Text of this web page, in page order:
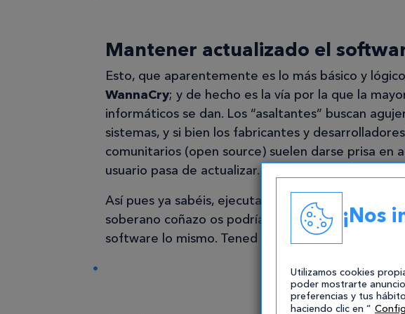
Mantener actualizado el
Esto, que aparentemente es lo más básico y
WannaCry; y de hecho es la vía por la que la
informáticos se dan. Los “asaltantes” buscan
sistemas, y si bien los fabricantes y
comunitarios (open source) suelen darse prisa en
usuario pasa de actualizar.
Así pues ya sabéis, ejecutad las actualizaciones de
soberano coñazo os podrían ahorrar bastantes
software lo mismo. Tened todo al día.
¡Nos
Utilizamos cookies
poder mostrarte
preferencias y tus
haciendo clic en “